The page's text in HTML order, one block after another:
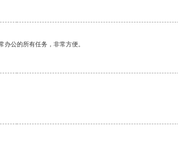
公的所有任务，非常方便。